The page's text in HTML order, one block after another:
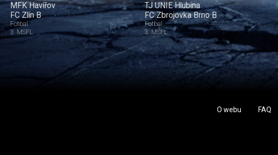
MFK Havířov
FC Zlín B
Fotbal
3. MSFL
TJ UNIE Hlubina
FC Zbrojovka Brno B
Fotbal
3. MSFL
O webu FAQ